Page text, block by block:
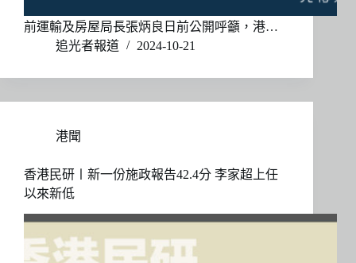
前運輸及房屋局長張炳良日前公開呼籲，港…
追光者報道
2024-10-21
港聞
香港民研〡新一份施政報告42.4分 李家超上任
以來新低